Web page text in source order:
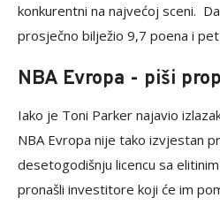
konkurentni na najvećoj sceni.
prosječno bilježio 9,7 poena i
NBA Evropa - piši
Iako je Toni Parker najavio
NBA Evropa nije tako izvjestan
desetogodišnju licencu sa
pronašli investitore koji će im